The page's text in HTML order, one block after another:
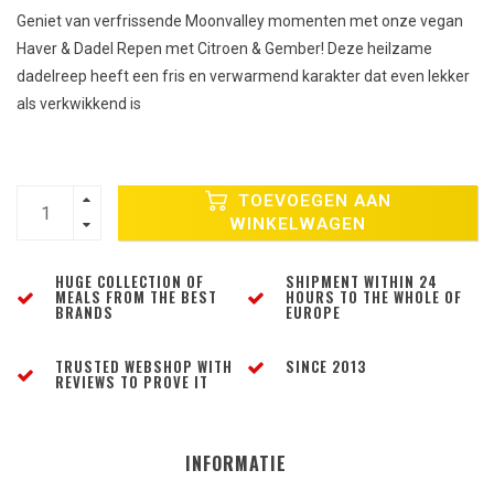
Geniet van verfrissende Moonvalley momenten met onze vegan
Haver & Dadel Repen met Citroen & Gember! Deze heilzame
dadelreep heeft een fris en verwarmend karakter dat even lekker
als verkwikkend is
TOEVOEGEN AAN
WINKELWAGEN
HUGE COLLECTION OF
MEALS FROM THE BEST
BRANDS
SHIPMENT WITHIN 24
HOURS TO THE WHOLE OF
EUROPE
TRUSTED WEBSHOP WITH
REVIEWS TO PROVE IT
SINCE 2013
INFORMATIE